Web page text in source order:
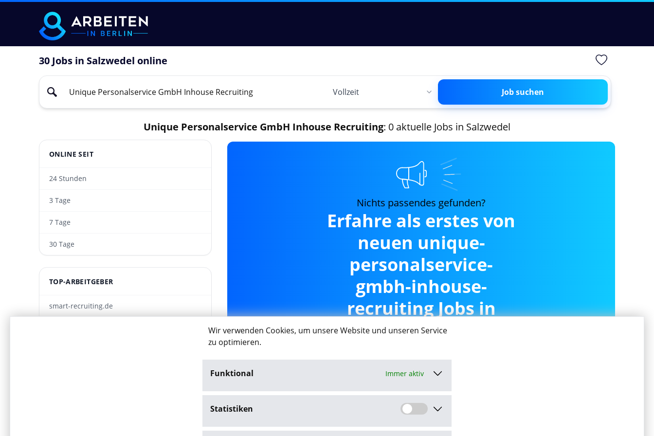
Wir verwenden Cookies, um unsere Website und unseren Service
zu optimieren.
Funktional Immer aktiv
Statistiken
30 Jobs in Salzwedel online
Job suchen
Unique Personalservice GmbH Inhouse Recruiting: 0 aktuelle Jobs in Salzwedel
ONLINE SEIT
24 Stunden
3 Tage
7 Tage
30 Tage
TOP-ARBEITGEBER
smart-recruiting.de
Nichts passendes gefunden?
Erfahre als erstes von
neuen unique-
personalservice-
gmbh-inhouse-
recruiting Jobs in
Salzwedel
Job-Agent aktivieren
Mit dem Klick auf "Job-Agent aktivieren" stimme ich den